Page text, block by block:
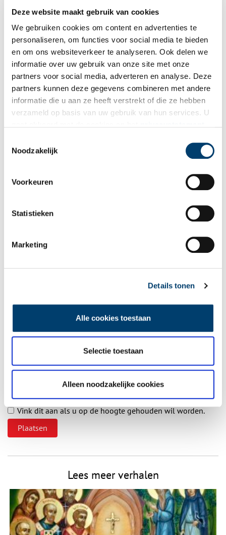
Deze website maakt gebruik van cookies
We gebruiken cookies om content en advertenties te
personaliseren, om functies voor social media te bieden
en om ons websiteverkeer te analyseren. Ook delen we
informatie over uw gebruik van onze site met onze
partners voor social media, adverteren en analyse. Deze
partners kunnen deze gegevens combineren met andere
informatie die u aan ze heeft verstrekt of die ze hebben
verzameld op basis van uw gebruik van hun services. U
Noodzakelijk
Voorkeuren
Statistieken
Marketing
Details tonen
Alle cookies toestaan
Selectie toestaan
Alleen noodzakelijke cookies
Publicatiedatum: 03/11/2024
Ontvang de nieuwsbrief
Wilt u op de hoogte blijven van de mooiste verhalen en het
Vul deze informatie aan of geef een reactie.
Vereiste velden zijn gemarkeerd met *. Het e-mailadres wordt niet
Naam*
E-mail*
Vink dit aan als u op de hoogte gehouden wil worden.
Lees meer verhalen